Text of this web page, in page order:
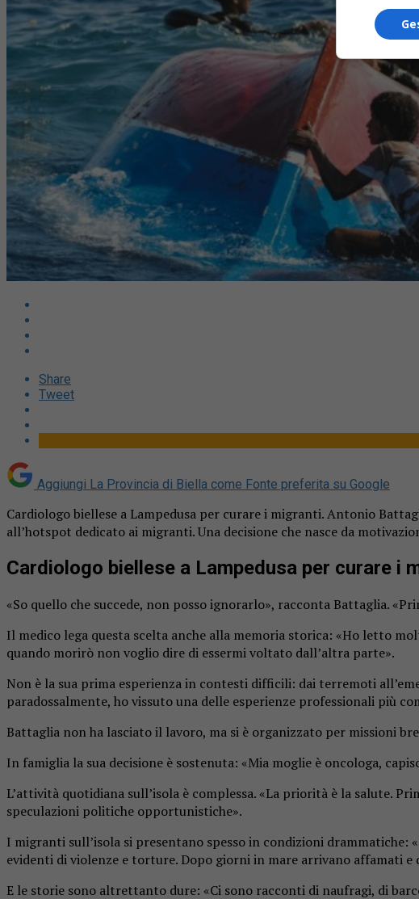
Share
Tweet
Aggiungi La Provincia di Biella come Fonte preferita su Google
Cardiologo biellese a Lampedusa per curare i migranti. Antonio
all’hotspot dedicato ai migranti. Una decisione che nasce da
Cardiologo biellese a Lampedusa per curare i
«So quello che succede, non posso ignorarlo», racconta Battaglia.
Il medico lega questa scelta anche alla memoria storica: «Ho letto
quando morirò non voglio dire di essermi voltato dall’altra parte».
Non è la sua prima esperienza in contesti difficili: dai terremoti
paradossalmente, ho vissuto una delle esperienze professionali più
Battaglia non ha lasciato il lavoro, ma si è organizzato per missioni
In famiglia la sua decisione è sostenuta: «Mia moglie è oncologa,
L’attività quotidiana sull’isola è complessa. «La priorità è la salute.
speculazioni politiche opportunistiche».
I migranti sull’isola si presentano spesso in condizioni
evidenti di violenze e torture. Dopo giorni in mare arrivano affamati e
E le storie sono altrettanto dure: «Ci sono racconti di naufragi, di